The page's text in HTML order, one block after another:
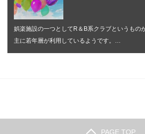
娯楽施設の一つとしてR＆B系クラブというもの
主に若年層が利用しているようです。…
PAGE TOP